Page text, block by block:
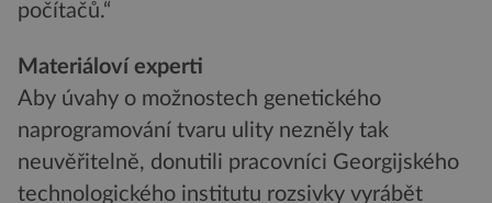
počítačů.“
Materiáloví experti
Aby úvahy o možnostech genetického
naprogramování tvaru ulity nezněly tak
neuvěřitelně, donutili pracovníci Georgijského
technologického institutu rozsivky vyrábět